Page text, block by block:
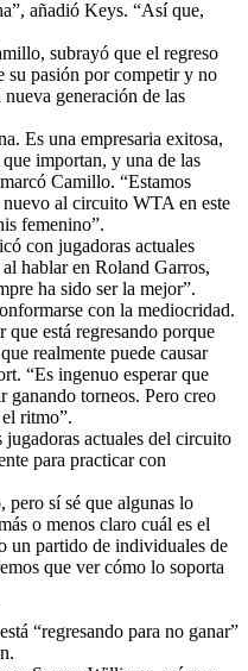
añadió Keys. “Así que,
subrayó que el regreso
su pasión por competir y no
generación de las
Es una empresaria exitosa,
importan, y una de las
Camillo. “Estamos
al circuito WTA en este
femenino”.
con jugadoras actuales
hablar en Roland Garros,
ha sido ser la mejor”.
con la mediocridad.
que está regresando porque
realmente puede causar
“Es ingenuo esperar que
ganando torneos. Pero creo
ritmo”.
actuales del circuito
para practicar con
pero sí sé que algunas lo
o menos claro cuál es el
un partido de individuales de
que ver cómo lo soporta
“regresando para no ganar”